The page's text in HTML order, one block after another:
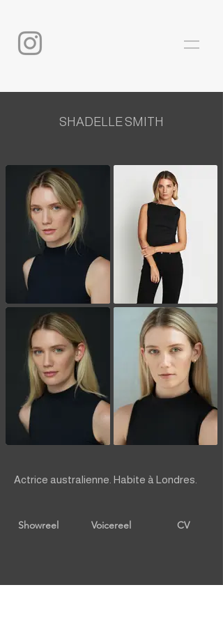
SHADELLE SMITH
Actrice australienne. Habite à Londres.
Showreel Voicereel CV